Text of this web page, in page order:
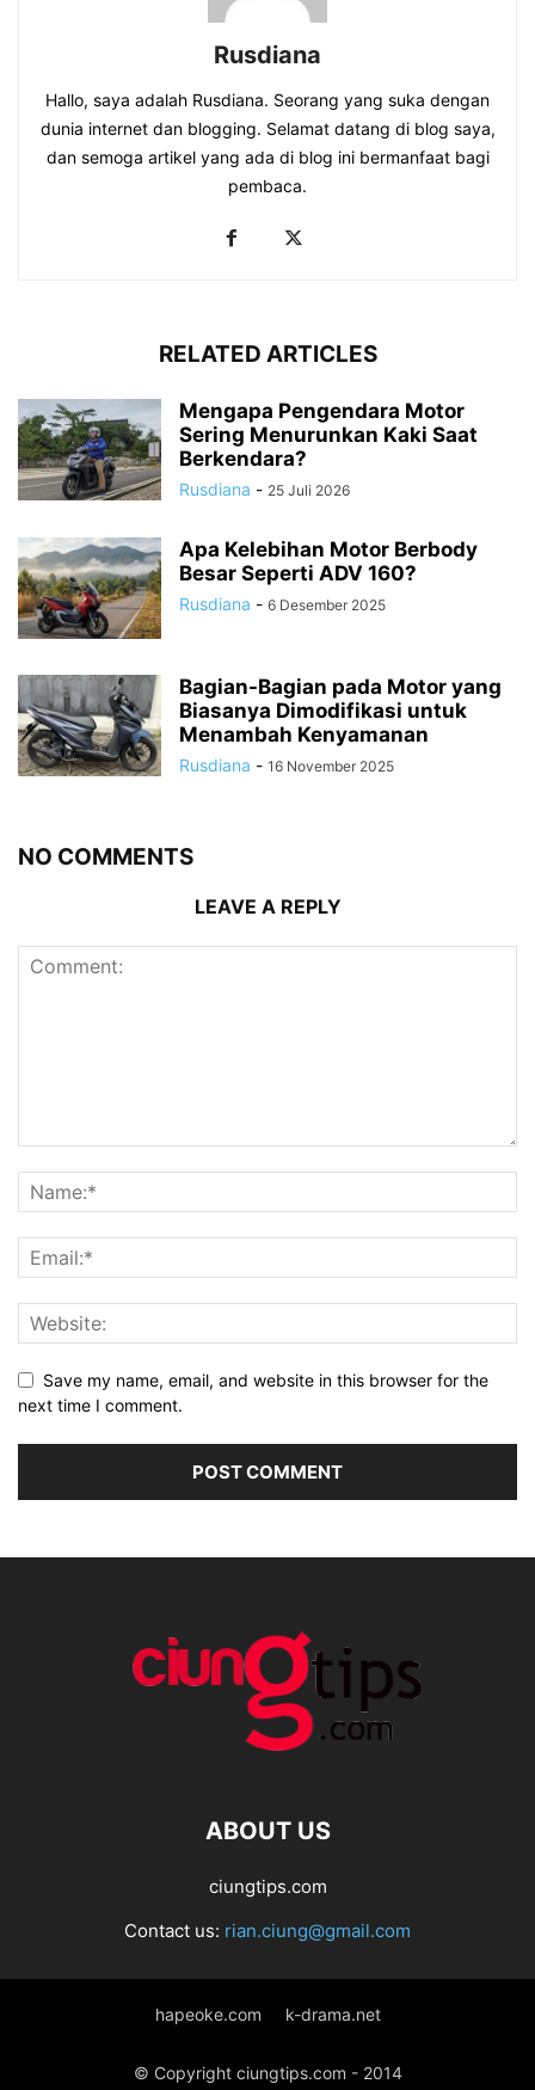
Rusdiana
Hallo, saya adalah Rusdiana. Seorang yang suka dengan
dunia internet dan blogging. Selamat datang di blog saya,
dan semoga artikel yang ada di blog ini bermanfaat bagi
pembaca.
RELATED ARTICLES
Mengapa Pengendara Motor
Sering Menurunkan Kaki Saat
Berkendara?
Rusdiana - 25 Juli 2026
Apa Kelebihan Motor Berbody
Besar Seperti ADV 160?
Rusdiana - 6 Desember 2025
Bagian-Bagian pada Motor yang
Biasanya Dimodifikasi untuk
Menambah Kenyamanan
Rusdiana - 16 November 2025
NO COMMENTS
LEAVE A REPLY
Save my name, email, and website in this browser for the
next time I comment.
ABOUT US
ciungtips.com
Contact us: rian.ciung@gmail.com
hapeoke.com k-drama.net
© Copyright ciungtips.com - 2014